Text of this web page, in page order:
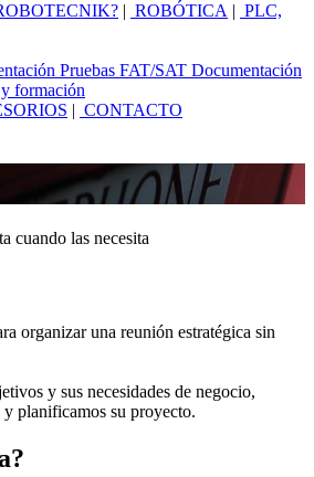
| ROBÓTICA | PLC,
Pruebas FAT/SAT Documentación
formación
| CONTACTO
cuando las necesita
organizar una reunión estratégica sin
y sus necesidades de negocio,
planificamos su proyecto.